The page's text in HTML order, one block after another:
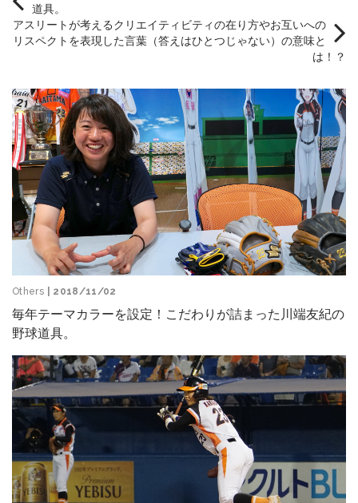
道具。
アスリートが考えるクリエイティビティの在り方やお互いへの
リスペクトを表現した言葉（答えはひとつじゃない）の意味と
は！？
Others | 2018/11/02
毎年テーマカラーを設定！こだわりが詰まった川端友紀の
野球道具。